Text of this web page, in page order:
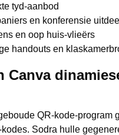
tyd-aanbod
en konferensie
en oop huis-vlieërs
handouts en
Canva
QR-kode-program
Sodra hulle